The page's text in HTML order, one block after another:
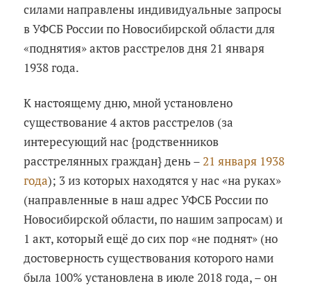
силами направлены индивидуальные запросы
в УФСБ России по Новосибирской области для
«поднятия» актов расстрелов дня 21 января
1938 года.
К настоящему дню, мной установлено
существование 4 актов расстрелов (за
интересующий нас {родственников
расстрелянных граждан} день –21 января 1938
года); 3 из которых находятся у нас «на руках»
(направленные в наш адрес УФСБ России по
Новосибирской области, по нашим запросам) и
1 акт, который ещё до сих пор «не поднят» (но
достоверность существования которого нами
была 100% установлена в июле 2018 года, – он